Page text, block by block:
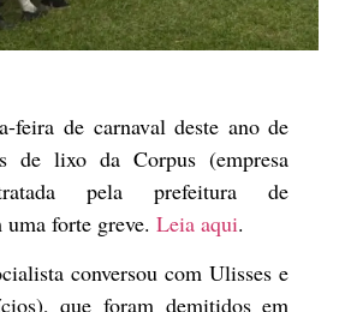
feira de carnaval deste ano de
de lixo da Corpus (empresa
pela prefeitura de
uma forte greve.Leia aqui.
conversou com Ulisses e
que foram demitidos em